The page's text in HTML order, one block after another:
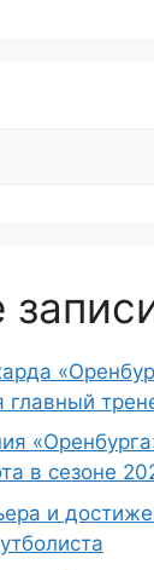
главный
в сезоне
и